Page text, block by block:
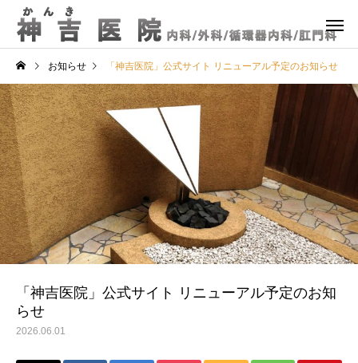
お知らせ 「神吉医院」公式サイト リニューアル予定のお知らせ
「神吉医院」公式サイト リニューアル予定のお知
らせ
2026.06.01